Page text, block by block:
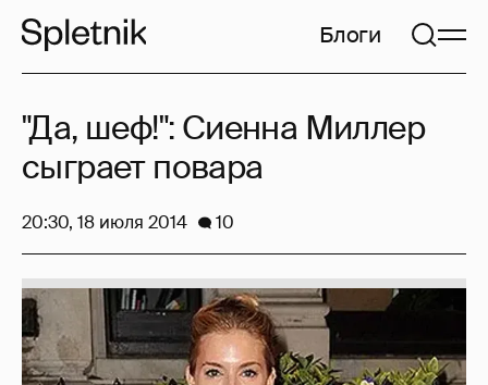
Блоги
"Да, шеф!": Сиенна Миллер
сыграет повара
20:30, 18 июля 2014 10